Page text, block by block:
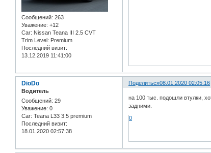
Сообщений: 263
Уважение: +12
Car: Nissan Teana III 2.5 CVT
Trim Level: Premium
Последний визит:
13.12.2019 11:41:00
Поделиться08.01.2020 02:05:16
DioDo
Водитель
Сообщений: 29
Уважение: 0
Car: Teana L33 3.5 premium
Последний визит:
18.01.2020 02:57:38
на 100 тыс. подошли втулки,
задними.
0